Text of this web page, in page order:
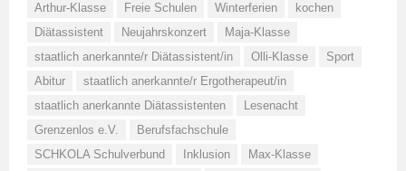
Arthur-Klasse Freie Schulen Winterferien
kochen
Diätassistent
Neujahrskonzert
Maja-Klasse
staatlich anerkannte/r Diätassistent/in
Olli-Klasse
Sport
Abitur
staatlich anerkannte/r Ergotherapeut/in
staatlich anerkannte Diätassistenten
Lesenacht
Grenzenlos e.V.
Berufsfachschule
SCHKOLA Schulverbund
Inklusion
Max-Klasse